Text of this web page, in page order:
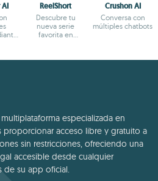
AI ReelShort
Descubre tu
nueva serie
favorita en
Crushon AI
Conversa con
múltiples chatbots
especializada en
acceso libre y gratuito a
sin restricciones, ofreciendo una
accesible desde cualquier
de su app oficial.